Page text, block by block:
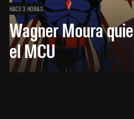
HACE 3 HORAS
Wagner Moura
el MCU